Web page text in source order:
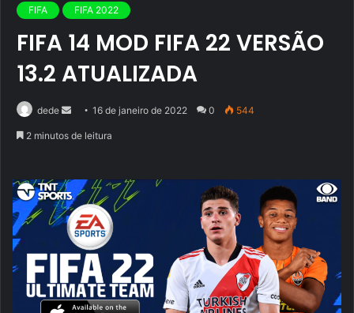
FIFA FIFA 2022
FIFA 14 MOD FIFA 22 VERSÃO
13.2 ATUALIZADA
dede
Mande16 de janeiro de 2022 0 544
2 minutos de leitura